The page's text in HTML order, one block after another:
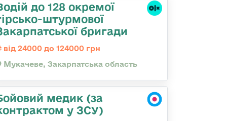
до 128 окремої
штурмової
бригади
від 24000 до 124000 грн
Мукачеве, Закарпатська область
медик (за
у ЗСУ)